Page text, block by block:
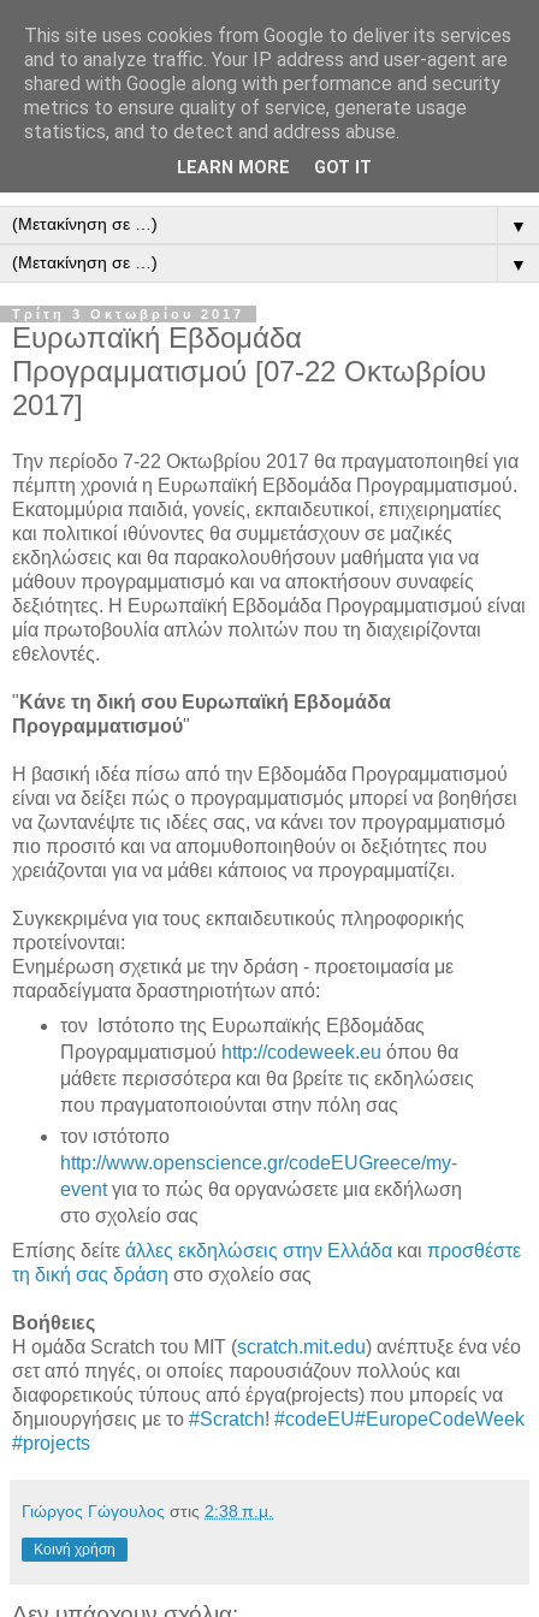
▼
▼
Τρίτη 3 Οκτωβρίου 2017
Ευρωπαϊκή Εβδομάδα
Προγραμματισμού [07-22 Οκτωβρίου
2017]
Την περίοδο 7-22 Οκτωβρίου 2017 θα πραγματοποιηθεί για
πέμπτη χρονιά η Ευρωπαϊκή Εβδομάδα Προγραμματισμού.
Εκατομμύρια παιδιά, γονείς, εκπαιδευτικοί, επιχειρηματίες
και πολιτικοί ιθύνοντες θα συμμετάσχουν σε μαζικές
εκδηλώσεις και θα παρακολουθήσουν μαθήματα για να
μάθουν προγραμματισμό και να αποκτήσουν συναφείς
δεξιότητες. Η Ευρωπαϊκή Εβδομάδα Προγραμματισμού είναι
μία πρωτοβουλία απλών πολιτών που τη διαχειρίζονται
εθελοντές.
" Κάνε τη δική σου Ευρωπαϊκή Εβδομάδα
Προγραμματισμού"
Η βασική ιδέα πίσω από την Εβδομάδα Προγραμματισμού
είναι να δείξει πώς ο προγραμματισμός μπορεί να βοηθήσει
να ζωντανέψτε τις ιδέες σας, να κάνει τον προγραμματισμό
πιο προσιτό και να απομυθοποιηθούν οι δεξιότητες που
χρειάζονται για να μάθει κάποιος να προγραμματίζει.
Συγκεκριμένα για τους εκπαιδευτικούς πληροφορικής
προτείνονται:
Ενημέρωση σχετικά με την δράση - προετοιμασία με
παραδείγματα δραστηριοτήτων από:
τον Ιστότοπο της Ευρωπαϊκής Εβδομάδας
Προγραμματισμού http://codeweek.eu όπου θα
μάθετε περισσότερα και θα βρείτε τις εκδηλώσεις
που πραγματοποιούνται στην πόλη σας
τον ιστότοπο
http://www.openscience.gr/codeEUGreece/my-
eventγια το πώς θα οργανώσετε μια εκδήλωση
στο σχολείο σας
Επίσης δείτε άλλες εκδηλώσεις στην Ελλάδα και προσθέστε
τη δική σας δράση στο σχολείο σας
Βοήθειες
Η ομάδα Scratch του MIT (scratch.mit.edu) ανέπτυξε ένα νέο
σετ από πηγές, οι οποίες παρουσιάζουν πολλούς και
διαφορετικούς τύπους από έργα(projects) που μπορείς να
δημιουργήσεις με το #Scratch! #codeEU#EuropeCodeWeek
#projects
Γιώργος Γώγουλος στις 2:38 π.μ.
Κοινή χρήση
This site uses cookies from Google to deliver its services
and to analyze traffic. Your IP address and user-agent are
shared with Google along with performance and security
metrics to ensure quality of service, generate usage
statistics, and to detect and address abuse.
LEARN MORE GOT IT